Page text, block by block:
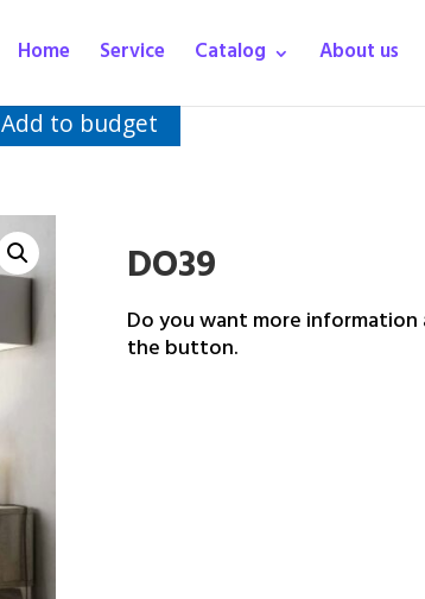
Home Service Catalog About us
Add to budget
DO39
Do you want more
the button.